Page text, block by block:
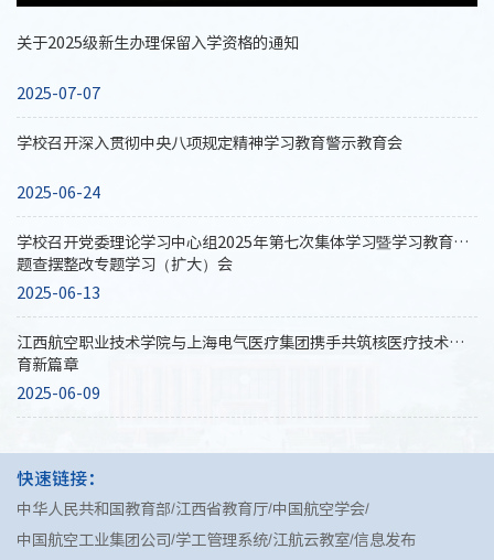
关于2025级新生办理保留入学资格的通知
2025-07-07
学校召开深入贯彻中央八项规定精神学习教育警示教育会
2025-06-24
学校召开党委理论学习中心组2025年第七次集体学习暨学习教育问
题查摆整改专题学习（扩大）会
2025-06-13
江西航空职业技术学院与上海电气医疗集团携手共筑核医疗技术教
育新篇章
2025-06-09
快速链接：
中华人民共和国教育部 江西省教育厅 中国航空学会
中国航空工业集团公司 学工管理系统 江航云教室信息发布